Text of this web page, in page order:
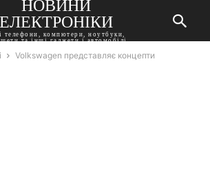
НОВИНИ
ЕЛЕКТРОНІКИ
телефони, компютери, ноутбуки,
та інші гаджети і автомобілі
Volkswagen представляє концепти